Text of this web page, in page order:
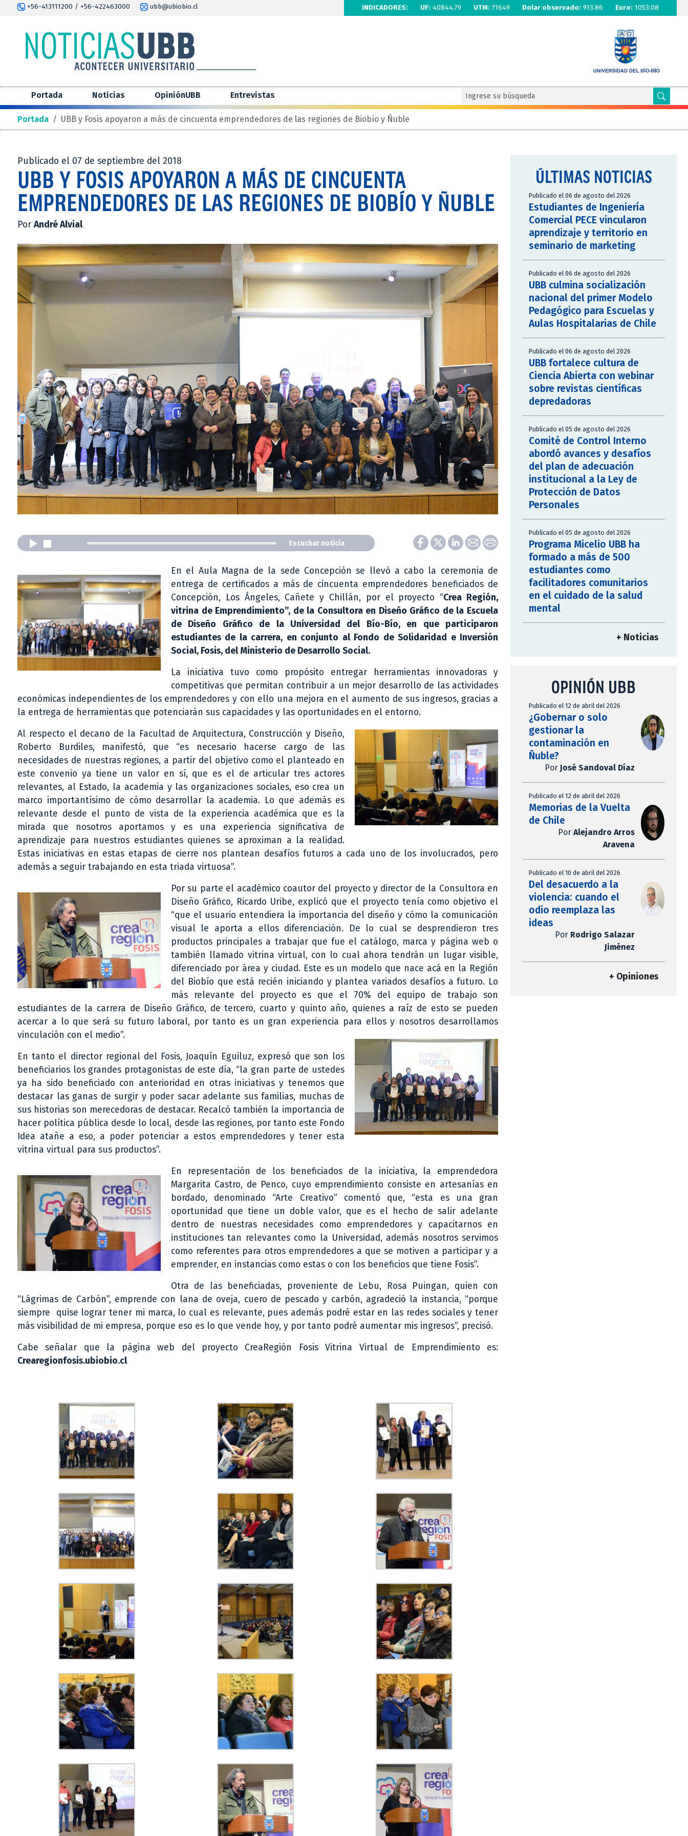
+56-413111200 / +56-422463000 ubb@ubiobio.cl INDICADORES: UF: 40844.79 UTM: 71649 Dolar observado: 913.86 Euro: 1053.08
Portada Noticias OpiniónUBB Entrevistas
Portada / UBB y Fosis apoyaron a más de cincuenta emprendedores de las regiones de Biobío y Ñuble
Publicado el 07 de septiembre del 2018
UBB Y FOSIS APOYARON A MÁS DE CINCUENTA
EMPRENDEDORES DE LAS REGIONES DE BIOBÍO Y ÑUBLE
Por André Alvial
Escuchar noticia
En el Aula Magna de la sede Concepción se llevó a cabo la ceremonia de
entrega de certificados a más de cincuenta emprendedores beneficiados de
Concepción, Los Ángeles, Cañete y Chillán, por el proyecto “Crea Región,
vitrina de Emprendimiento”, de la Consultora en Diseño Gráfico de la Escuela
de Diseño Gráfico de la Universidad del Bío-Bío, en que participaron
estudiantes de la carrera, en conjunto al Fondo de Solidaridad e Inversión
Social, Fosis, del Ministerio de Desarrollo Social.
La iniciativa tuvo como propósito entregar herramientas innovadoras y
competitivas que permitan contribuir a un mejor desarrollo de las actividades
económicas independientes de los emprendedores y con ello una mejora en el aumento de sus ingresos, gracias a
la entrega de herramientas que potenciarán sus capacidades y las oportunidades en el entorno.
Al respecto el decano de la Facultad de Arquitectura, Construcción y Diseño,
Roberto Burdiles, manifestó, que “es necesario hacerse cargo de las
necesidades de nuestras regiones, a partir del objetivo como el planteado en
este convenio ya tiene un valor en sí, que es el de articular tres actores
relevantes, al Estado, la academia y las organizaciones sociales, eso crea un
marco importantísimo de cómo desarrollar la academia. Lo que además es
relevante desde el punto de vista de la experiencia académica que es la
mirada que nosotros aportamos y es una experiencia significativa de
aprendizaje para nuestros estudiantes quienes se aproximan a la realidad.
Estas iniciativas en estas etapas de cierre nos plantean desafíos futuros a cada uno de los involucrados, pero
además a seguir trabajando en esta triada virtuosa”.
Por su parte el académico coautor del proyecto y director de la Consultora en
Diseño Gráfico, Ricardo Uribe, explicó que el proyecto tenía como objetivo el
“que el usuario entendiera la importancia del diseño y cómo la comunicación
visual le aporta a ellos diferenciación. De lo cual se desprendieron tres
productos principales a trabajar que fue el catálogo, marca y página web o
también llamado vitrina virtual, con lo cual ahora tendrán un lugar visible,
diferenciado por área y ciudad. Este es un modelo que nace acá en la Región
del Biobío que está recién iniciando y plantea variados desafíos a futuro. Lo
más relevante del proyecto es que el 70% del equipo de trabajo son
estudiantes de la carrera de Diseño Gráfico, de tercero, cuarto y quinto año, quienes a raíz de esto se pueden
acercar a lo que será su futuro laboral, por tanto es un gran experiencia para ellos y nosotros desarrollamos
vinculación con el medio”.
En tanto el director regional del Fosis, Joaquín Eguiluz, expresó que son los
beneficiarios los grandes protagonistas de este día, “la gran parte de ustedes
ya ha sido beneficiado con anterioridad en otras iniciativas y tenemos que
destacar las ganas de surgir y poder sacar adelante sus familias, muchas de
sus historias son merecedoras de destacar. Recalcó también la importancia de
hacer política pública desde lo local, desde las regiones, por tanto este Fondo
Idea atañe a eso, a poder potenciar a estos emprendedores y tener esta
vitrina virtual para sus productos”.
En representación de los beneficiados de la iniciativa, la emprendedora
Margarita Castro, de Penco, cuyo emprendimiento consiste en artesanías en
bordado, denominado “Arte Creativo” comentó que, “esta es una gran
oportunidad que tiene un doble valor, que es el hecho de salir adelante
dentro de nuestras necesidades como emprendedores y capacitarnos en
instituciones tan relevantes como la Universidad, además nosotros servimos
como referentes para otros emprendedores a que se motiven a participar y a
emprender, en instancias como estas o con los beneficios que tiene Fosis”.
Otra de las beneficiadas, proveniente de Lebu, Rosa Puingan, quien con
“Lágrimas de Carbón”, emprende con lana de oveja, cuero de pescado y carbón, agradeció la instancia, “porque
siempre quise lograr tener mi marca, lo cual es relevante, pues además podré estar en las redes sociales y tener
más visibilidad de mi empresa, porque eso es lo que vende hoy, y por tanto podré aumentar mis ingresos”, precisó.
Cabe señalar que la página web del proyecto CreaRegión Fosis Vitrina Virtual de Emprendimiento es:
Crearegionfosis.ubiobio.cl
ÚLTIMAS NOTICIAS
Publicado el 06 de agosto del 2026
Estudiantes de Ingeniería
Comercial PECE vincularon
aprendizaje y territorio en
seminario de marketing
Publicado el 06 de agosto del 2026
UBB culmina socialización
nacional del primer Modelo
Pedagógico para Escuelas y
Aulas Hospitalarias de Chile
Publicado el 06 de agosto del 2026
UBB fortalece cultura de
Ciencia Abierta con webinar
sobre revistas científicas
depredadoras
Publicado el 05 de agosto del 2026
Comité de Control Interno
abordó avances y desafíos
del plan de adecuación
institucional a la Ley de
Protección de Datos
Personales
Publicado el 05 de agosto del 2026
Programa Micelio UBB ha
formado a más de 500
estudiantes como
facilitadores comunitarios
en el cuidado de la salud
mental
+ Noticias
OPINIÓN UBB
Publicado el 12 de abril del 2026
¿Gobernar o solo
gestionar la
contaminación en
Ñuble?
Por José Sandoval Díaz
Publicado el 12 de abril del 2026
Memorias de la Vuelta
de Chile
Por Alejandro Arros
Aravena
Publicado el 10 de abril del 2026
Del desacuerdo a la
violencia: cuando el
odio reemplaza las
ideas
Por Rodrigo Salazar
Jiménez
+ Opiniones